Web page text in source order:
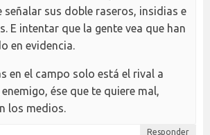
señalar sus doble raseros, insidias e
E intentar que la gente vea que han
en evidencia.
en el campo solo está el rival a
enemigo, ése que te quiere mal,
los medios.
Responder